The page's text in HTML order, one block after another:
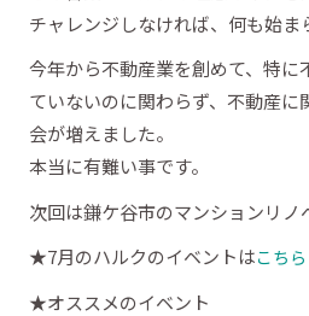
チャレンジしなければ、何も始ま
今年から不動産業を創めて、特に
ていないのに関わらず、不動産
会が増えました。
本当に有難い事です。
次回は鎌ケ谷市のマンションリノ
★7月のハルクのイベントはこちら
★オススメのイベント